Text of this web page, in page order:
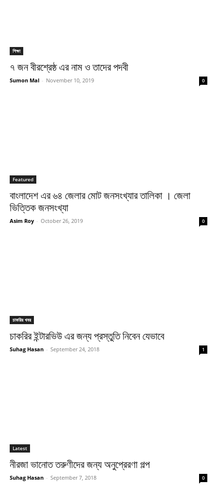
শিক্ষা
৭ জন বীরশ্রেষ্ঠ এর নাম ও তাদের পদবী
Sumon Mal - November 10, 2019 0
Featured
বাংলাদেশ এর ৬৪ জেলার মোট জনসংখ্যার তালিকা । জেলা
ভিত্তিক জনসংখ্যা
Asim Roy - October 26, 2019 0
চাকরির খবর
চাকরির ইন্টারভিউ এর জন্য প্রস্তুতি নিবেন যেভাবে
Suhag Hasan - September 24, 2018 1
Latest
নীরজা ভানোত তরুণীদের জন্য অনুপ্রেরণা গল্প
Suhag Hasan - September 7, 2018 0